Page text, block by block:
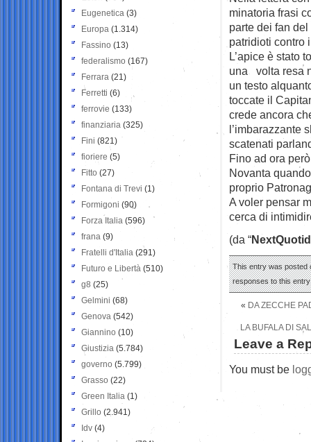
minatoria frasi
parte dei fan
patridioti contro
L’apice è stato
una volta resa
un testo
toccate il
crede ancora
l’imbarazzante
scatenati
Fino ad ora
Novanta
proprio
A voler pensar
cerca di
(da “
This entry was posted
responses to this
« DA ZECCHE
LA BUFALA DI
Leave a
You must be
Eugenetica (3)
Europa (1.314)
Fassino (13)
federalismo (167)
Ferrara (21)
Ferretti (6)
ferrovie (133)
finanziaria (325)
Fini (821)
fioriere (5)
Fitto (27)
Fontana di Trevi (1)
Formigoni (90)
Forza Italia (596)
frana (9)
Fratelli d'Italia (291)
Futuro e Libertà (510)
g8 (25)
Gelmini (68)
Genova (542)
Giannino (10)
Giustizia (5.784)
governo (5.799)
Grasso (22)
Green Italia (1)
Grillo (2.941)
Idv (4)